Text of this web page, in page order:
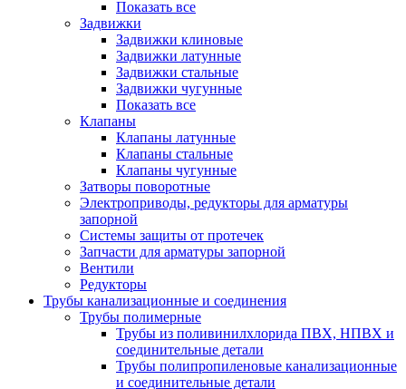
Показать все
Задвижки
Задвижки клиновые
Задвижки латунные
Задвижки стальные
Задвижки чугунные
Показать все
Клапаны
Клапаны латунные
Клапаны стальные
Клапаны чугунные
Затворы поворотные
Электроприводы, редукторы для арматуры
запорной
Системы защиты от протечек
Запчасти для арматуры запорной
Вентили
Редукторы
Трубы канализационные и соединения
Трубы полимерные
Трубы из поливинилхлорида ПВХ, НПВХ и
соединительные детали
Трубы полипропиленовые канализационные
и соединительные детали